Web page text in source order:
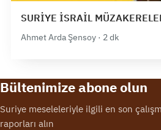
SURİYE İSRAİL
Ahmet Arda Şensoy · 2 dk
Bültenimize abone olun
Suriye meseleleriyle ilgili en son
raporları alın